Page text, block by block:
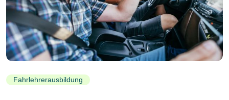
Fahrlehrerausbildung